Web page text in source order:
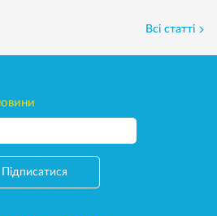
Всі статті
Підписатися